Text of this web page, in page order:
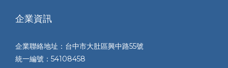
企業資訊
企業聯絡地址：台中市大肚區興中路55號
統一編號：54108458